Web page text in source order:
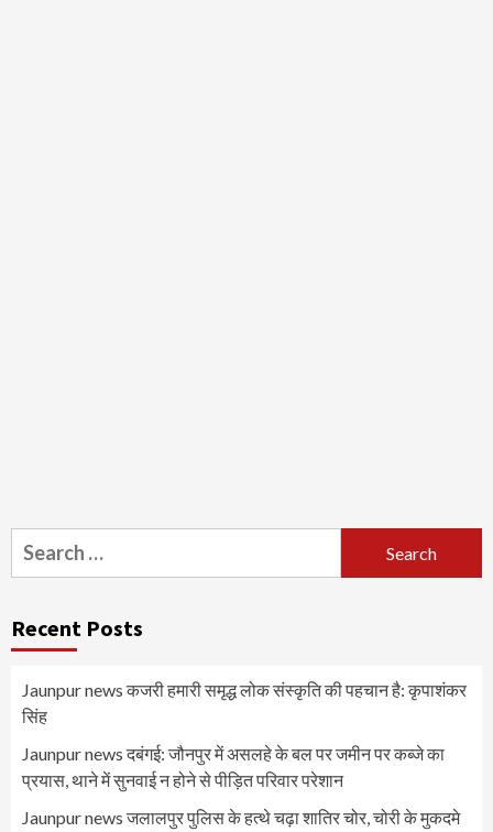
Search
for:
Recent Posts
Jaunpur news कजरी हमारी समृद्ध लोक संस्कृति की पहचान है: कृपाशंकर
सिंह
Jaunpur news दबंगई: जौनपुर में असलहे के बल पर जमीन पर कब्जे का
प्रयास, थाने में सुनवाई न होने से पीड़ित परिवार परेशान
Jaunpur news जलालपुर पुलिस के हत्थे चढ़ा शातिर चोर, चोरी के मुकदमे